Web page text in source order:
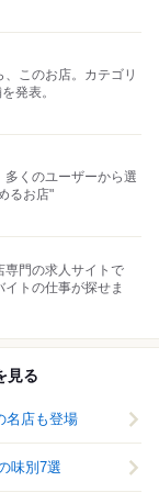
このお店。カテゴリ
発表。
くのユーザーから選
るお店"
専門の求人サイトで
トの仕事が探せま
見る
名店も登場
味別7選